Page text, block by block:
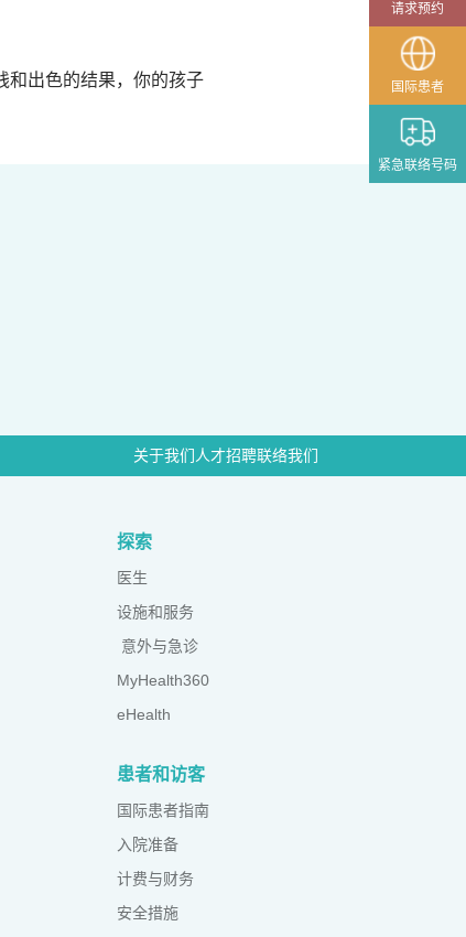
请求预约
国际患者
紧急联络号码
和出色的结果，你的孩子
关于我们人才招聘联络我们
探索
医生
设施和服务
意外与急诊
MyHealth360
eHealth
患者和访客
国际患者指南
入院准备
计费与财务
安全措施